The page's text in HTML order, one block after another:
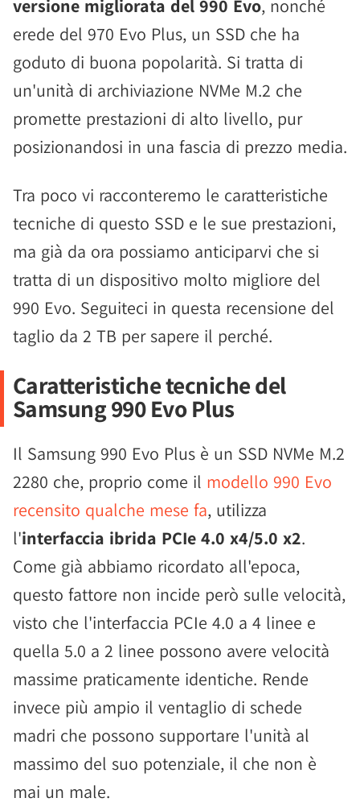
versione migliorata del 990 Evo, nonché
erede del 970 Evo Plus, un SSD che ha
goduto di buona popolarità. Si tratta di
un'unità di archiviazione NVMe M.2 che
promette prestazioni di alto livello, pur
posizionandosi in una fascia di prezzo media.
Tra poco vi racconteremo le caratteristiche
tecniche di questo SSD e le sue prestazioni,
ma già da ora possiamo anticiparvi che si
tratta di un dispositivo molto migliore del
990 Evo. Seguiteci in questa recensione del
taglio da 2 TB per sapere il perché.
Caratteristiche tecniche del
Samsung 990 Evo Plus
Il Samsung 990 Evo Plus è un SSD NVMe M.2
2280 che, proprio come il modello 990 Evo
recensito qualche mese fa, utilizza
l'interfaccia ibrida PCIe 4.0 x4/5.0 x2.
Come già abbiamo ricordato all'epoca,
questo fattore non incide però sulle velocità,
visto che l'interfaccia PCIe 4.0 a 4 linee e
quella 5.0 a 2 linee possono avere velocità
massime praticamente identiche. Rende
invece più ampio il ventaglio di schede
madri che possono supportare l'unità al
massimo del suo potenziale, il che non è
mai un male.